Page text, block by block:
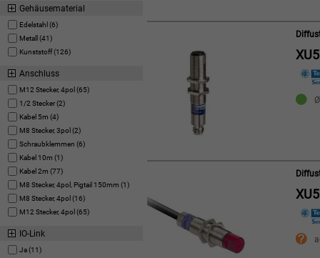
Gehäusematerial
Edelstahl (6)
Metall (41)
Kunststoff (126)
Anschluss
M12 Stecker, 4pol (65)
1/2 Stecker (2)
Kabel 5m (4)
M8 Stecker, 3pol (2)
Schraubklemmen (6)
Kabel 10m (1)
Kabel 2m (77)
M8 Stecker, 4pol, Pigtail 150mm (1)
M8 Stecker, 4pol (16)
M12 Stecker, 4pol (65)
IO-Link
Ja (11)